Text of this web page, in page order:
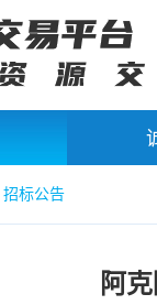
招标公告
阿